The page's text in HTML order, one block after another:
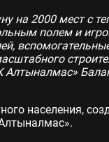
на 2000 мест
полем и
Алтыналмас»
населения,